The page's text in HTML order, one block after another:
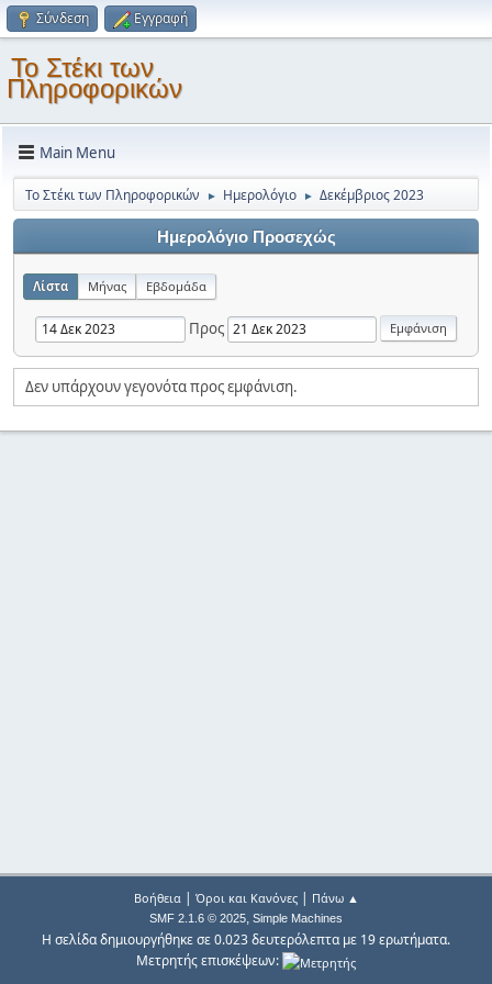
Σύνδεση Εγγραφή
Το Στέκι των
Πληροφορικών
Main Menu
Το Στέκι των Πληροφορικών ► Ημερολόγιο ► Δεκέμβριος 2023
Ημερολόγιο Προσεχώς
Λίστα Μήνας Εβδομάδα
Προς
Δεν υπάρχουν γεγονότα προς εμφάνιση.
Βοήθεια| Όροι και Κανόνες| Πάνω ▲
SMF 2.1.6 © 2025, Simple Machines
Η σελίδα δημιουργήθηκε σε 0.023 δευτερόλεπτα με 19 ερωτήματα.
Μετρητής επισκέψεων: